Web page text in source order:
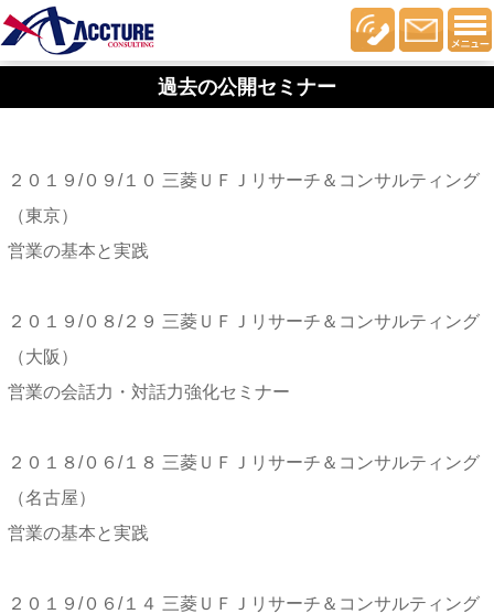
過去の公開セミナー
２０１９/０９/１０ 三菱ＵＦＪリサーチ＆コンサルティング
（東京）
営業の基本と実践
２０１９/０８/２９ 三菱ＵＦＪリサーチ＆コンサルティング
（大阪）
営業の会話力・対話力強化セミナー
２０１８/０６/１８ 三菱ＵＦＪリサーチ＆コンサルティング
（名古屋）
営業の基本と実践
２０１９/０６/１４ 三菱ＵＦＪリサーチ＆コンサルティング